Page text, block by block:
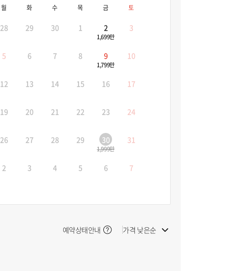
월 화 수 목 금 토
28 29 30 1 2
1,699만
3
5 6 7 8 9
1,799만
10
12 13 14 15 16 17
19 20 21 22 23 24
26 27 28 29 30
1,999만
31
2 3 4 5 6 7
예약상태안내
가격 낮은순